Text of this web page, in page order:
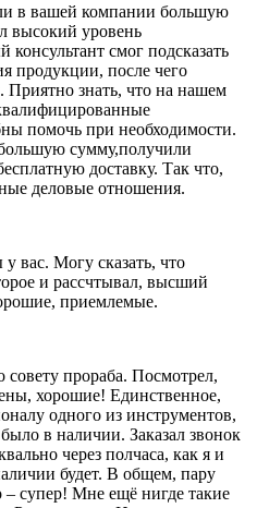
в вашей компании большую
высокий уровень
смог подсказать
продукции, после чего
Приятно знать, что на нашем
помочь при необходимости.
сумму,получили
доставку. Так что,
деловые отношения.
вас. Могу сказать, что
и рассчтывал, высший
приемлемые.
совету прораба. Посмотрел,
хорошие! Единственное,
одного из инструментов,
в наличии. Заказал звонок
через полчаса, как я и
будет. В общем, пару
– супер! Мне ещё нигде такие